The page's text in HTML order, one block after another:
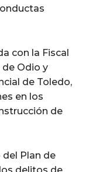
con la Fiscal
de Odio y
de Toledo,
en los
de
Plan de
delitos de